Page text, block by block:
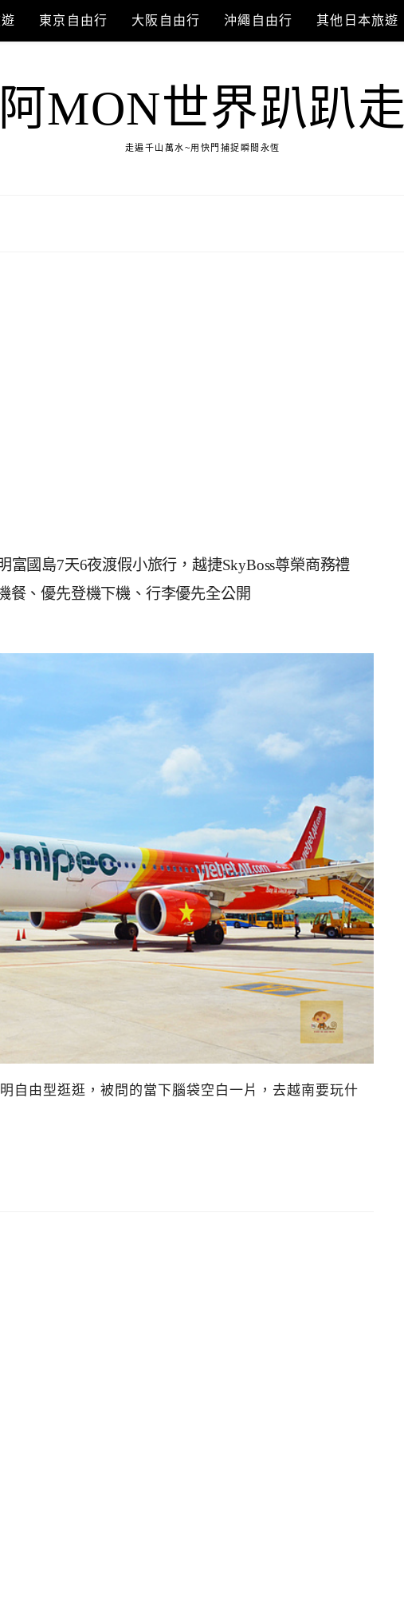
東京自由行 大阪自由行 沖繩自由行 其他日本旅遊
阿MON世界趴趴走
走遍千山萬水~用快門捕捉瞬間永恆
富國島7天6夜渡假小旅行，越捷SkyBoss尊榮商務禮
餐、優先登機下機、行李優先全公開
自由型逛逛，被問的當下腦袋空白一片，去越南要玩什